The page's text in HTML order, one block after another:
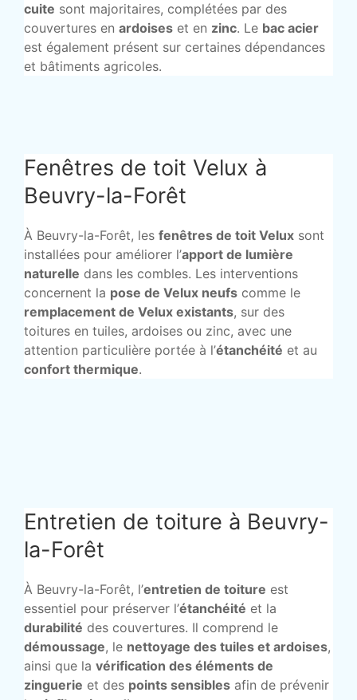
cuite sont majoritaires, complétées par des
couvertures en ardoises et en zinc. Le bac acier
est également présent sur certaines dépendances
et bâtiments agricoles.
Fenêtres de toit Velux à
Beuvry-la-Forêt
À Beuvry-la-Forêt, les fenêtres de toit Velux sont
installées pour améliorer l’apport de lumière
naturelle dans les combles. Les interventions
concernent la pose de Velux neufs comme le
remplacement de Velux existants, sur des
toitures en tuiles, ardoises ou zinc, avec une
attention particulière portée à l’étanchéité et au
confort thermique.
Entretien de toiture à Beuvry-
la-Forêt
À Beuvry-la-Forêt, l’entretien de toiture est
essentiel pour préserver l’étanchéité et la
durabilité des couvertures. Il comprend le
démoussage, le nettoyage des tuiles et ardoises,
ainsi que la vérification des éléments de
zinguerie et des points sensibles afin de prévenir